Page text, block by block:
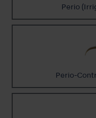
Perio
Perio-